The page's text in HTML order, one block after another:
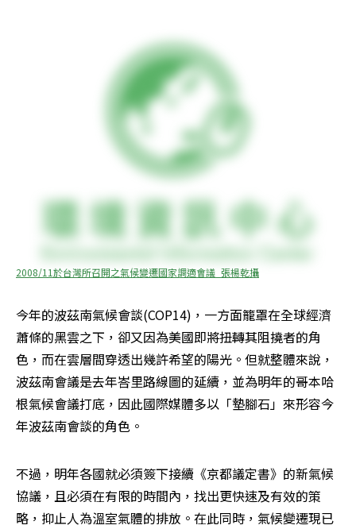
2008/11於台灣所召開之氣候變遷國家調適會議_張楊乾攝
今年的波茲南氣候會談(COP14)，一方面籠罩在全球經濟
蕭條的黑雲之下，卻又因為美國即將扭轉其阻撓者的角
色，而在雲層間穿透出幾許希望的陽光。但就整體來說，
波茲南會議是去年峇里路線圖的延續，並為明年的哥本哈
根氣候會議打底，因此國際媒體多以「墊腳石」來形容今
年波茲南會談的角色。
不過，明年各國就必須簽下接續《京都議定書》的新氣候
協議，且必須在有限的時間內，找出更快速及有效的策
略，抑止人為溫室氣體的排放。在此同時，氣候變遷現已